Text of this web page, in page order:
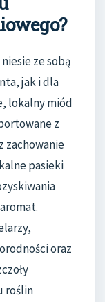
ze sobą
jak i dla
lokalny miód
z
zachowanie
pasieki
oraz
roślin